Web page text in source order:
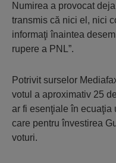
Numirea a provocat
transmis că nici el, nici
informaţi înaintea
rupere a PNL”.
Potrivit surselor
votul a aproximativ 25
ar fi esenţiale în ecuaţia
care pentru învestirea
voturi.